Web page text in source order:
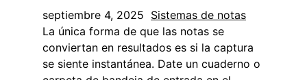
septiembre 4, 2025 Sistemas de notas
La única forma de que las notas se
conviertan en resultados es si la captura
se siente instantánea. Date un cuaderno o